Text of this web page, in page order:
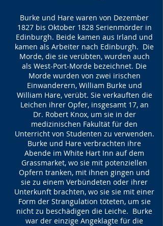
Burke und Hare waren von Dezember
1827 bis Oktober 1828 Serienmörder in
Edinburgh. Beide kamen aus Irland und
kamen als Arbeiter nach Edinburgh. Die
Morde, die sie verübten, wurden auch
als West-Port-Morde bezeichnet. Die
Morde wurden von zwei irischen
Einwanderern, William Burke und
William Hare, verübt. Sie verkauften die
Leichen ihrer Opfer, insgesamt 17, an
Dr. Robert Knox, um sie in der
medizinischen Fakultät für den
Unterricht von Studenten zu verwenden.
Burke und Hare verbrachten ihre
Abende im White Hart Inn auf dem
Grassmarket, wo sie mit potenziellen
Opfern tranken, mit ihnen gingen und
sie zu einem Verbündeten oder ihrer
Unterkunft brachten, wo sie sie mit einer
Form der Strangulation töteten, um sie
nicht zu beschädigen die Leiche. Burke
war der einzige Angeklagte für die